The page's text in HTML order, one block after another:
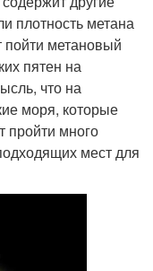
плотность метана
пойти метановый
пятен на
что на
моря, которые
пройти много
мест для